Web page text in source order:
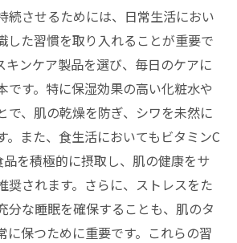
草橋エステのプロ技術で肌自信
体験するプロのシワ改善技術
ロが実現する肌自信の回復
テでプロの技術に驚く理由
ッショナルな施術で肌の悩みを解
テで叶える肌自信の復活
織り成す浅草橋のエステ体験
続させるためには、日常生活におい
した習慣を取り入れることが重要で
キンケア製品を選び、毎日のケアに
です。特に保湿効果の高い化粧水や
で、肌の乾燥を防ぎ、シワを未然に
。また、食生活においてもビタミンC
を積極的に摂取し、肌の健康をサ
奨されます。さらに、ストレスをた
分な睡眠を確保することも、肌のタ
に保つために重要です。これらの習